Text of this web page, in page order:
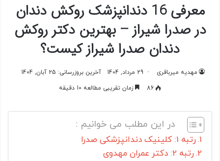
معرفی 16 دندانپزشک روکش دندان
در صدرا شیراز – بهترین دکتر روکش
دندان صدرا شیراز کیست؟
مهدیه میرباقری 29 مرداد, 1404
آخرین بروزرسانی: 25 آبان, 1404
86
زمان تقریبی مطالعه 10 دقیقه
در این مطلب می خوانیم :
رتبه 1: کلینیک دندانپزشکی صدرا
رتبه 2: دکتر عمران مهدوی